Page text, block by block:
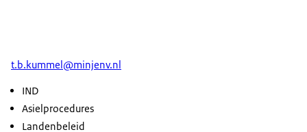
t.b.kummel@minjenv.nl
IND
Asielprocedures
Landenbeleid